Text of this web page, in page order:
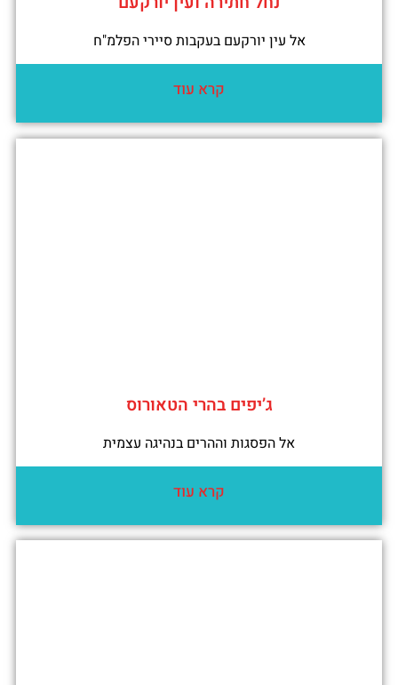
אל עין יורקעם בעקבות סיירי הפלמ"ח
קרא עוד
ג’יפים בהרי הטאורוס
אל הפסגות וההרים בנהיגה עצמית
קרא עוד